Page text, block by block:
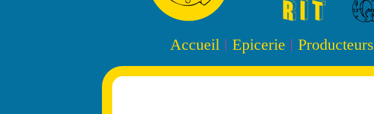
Accueil Epicerie Producteurs